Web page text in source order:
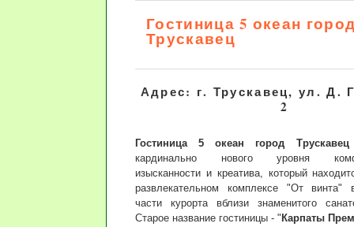
Гостиница 5 океан
Трускавец
Адрес: г. Трускавец, ул. Д.
2
Гостиница 5 океан город Трускавец
кардинально нового уровня
изысканности и креатива, который
развлекательном комплексе "От винта"
части курорта вблизи знаменитого
Старое название гостиницы - " Карпаты